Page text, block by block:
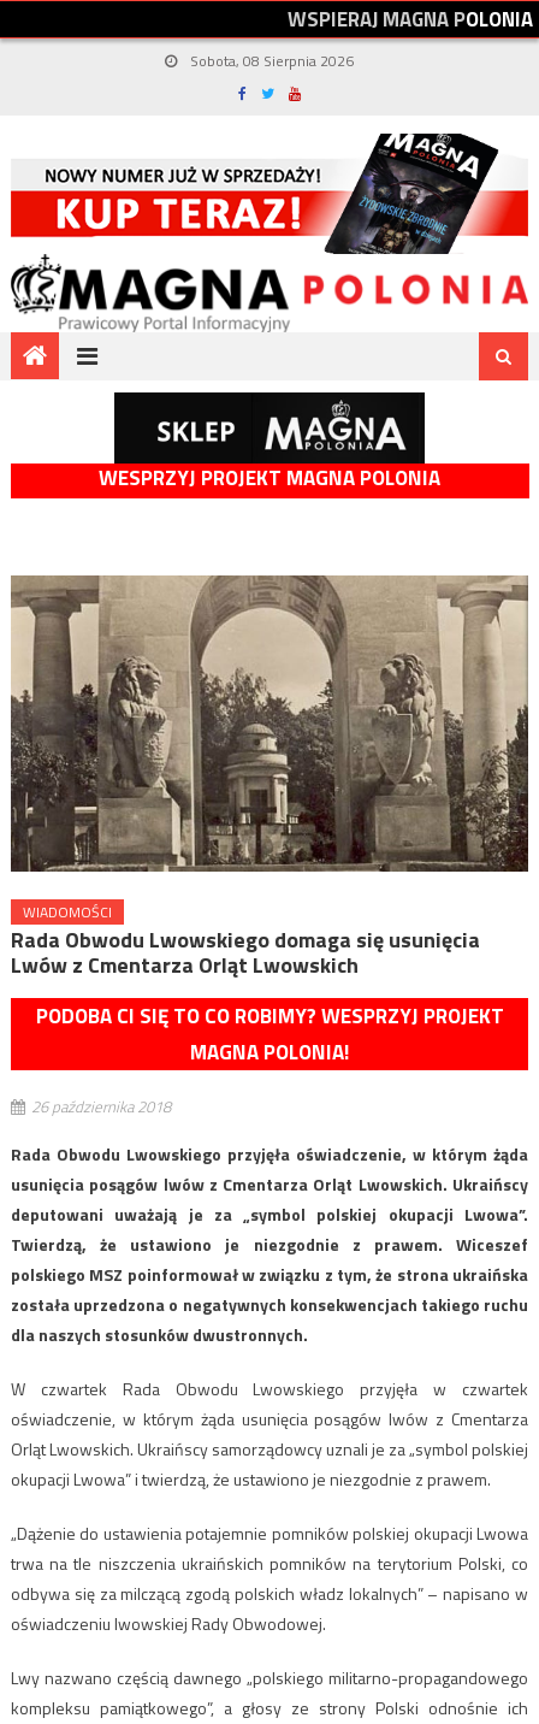
WSPIERAJMAGNAPOLONIA
Sobota, 08 Sierpnia 2026
WESPRZYJ PROJEKT MAGNA POLONIA
WIADOMOŚCI
Rada Obwodu Lwowskiego domaga się usunięcia
Lwów z Cmentarza Orląt Lwowskich
PODOBA CI SIĘ TO CO ROBIMY? WESPRZYJ PROJEKT
MAGNA POLONIA!
26 października 2018
Rada Obwodu Lwowskiego przyjęła oświadczenie, w którym żąda
usunięcia posągów lwów z Cmentarza Orląt Lwowskich. Ukraińscy
deputowani uważają je za „symbol polskiej okupacji Lwowa”.
Twierdzą, że ustawiono je niezgodnie z prawem. Wiceszef
polskiego MSZ poinformował w związku z tym, że strona ukraińska
została uprzedzona o negatywnych konsekwencjach takiego ruchu
dla naszych stosunków dwustronnych.
W czwartek Rada Obwodu Lwowskiego przyjęła w czwartek
oświadczenie, w którym żąda usunięcia posągów lwów z Cmentarza
Orląt Lwowskich. Ukraińscy samorządowcy uznali je za „symbol polskiej
okupacji Lwowa” i twierdzą, że ustawiono je niezgodnie z prawem.
„Dążenie do ustawienia potajemnie pomników polskiej okupacji Lwowa
trwa na tle niszczenia ukraińskich pomników na terytorium Polski, co
odbywa się za milczącą zgodą polskich władz lokalnych” – napisano w
oświadczeniu lwowskiej Rady Obwodowej.
Lwy nazwano częścią dawnego „polskiego militarno-propagandowego
kompleksu pamiątkowego”, a głosy ze strony Polski odnośnie ich